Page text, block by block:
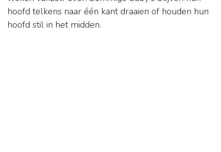
hoofd telkens naar één kant draaien of houden hun
hoofd stil in het midden.